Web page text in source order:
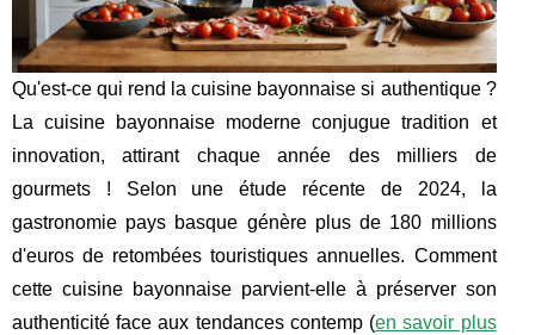
Qu'est-ce qui rend la cuisine bayonnaise si authentique ?
La cuisine bayonnaise moderne conjugue tradition et
innovation, attirant chaque année des milliers de
gourmets ! Selon une étude récente de 2024, la
gastronomie pays basque génère plus de 180 millions
d'euros de retombées touristiques annuelles. Comment
cette cuisine bayonnaise parvient-elle à préserver son
authenticité face aux tendances contemp (en savoir plus